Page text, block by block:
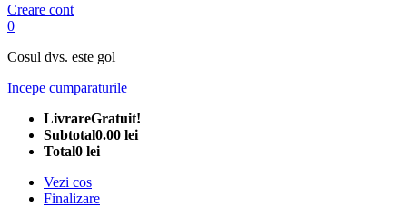
Creare cont
0
Cosul dvs. este gol
Incepe cumparaturile
LivrareGratuit!
Subtotal0.00 lei
Total0 lei
Vezi cos
Finalizare